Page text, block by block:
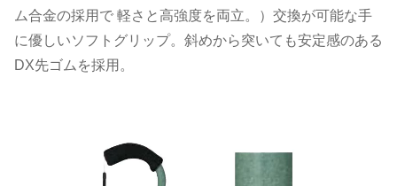
ム合金の採用で 軽さと高強度を両立。）交換が可能な手
に優しいソフトグリップ。斜めから突いても安定感のある
DX先ゴムを採用。